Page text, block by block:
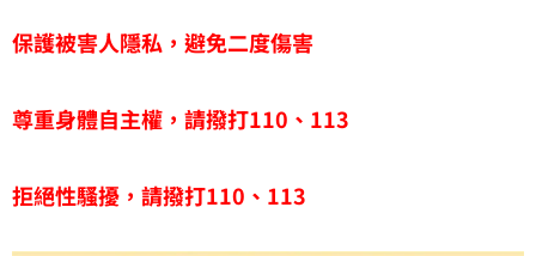
保護被害人隱私，避免二度傷害
尊重身體自主權，請撥打110、113
拒絕性騷擾，請撥打110、113